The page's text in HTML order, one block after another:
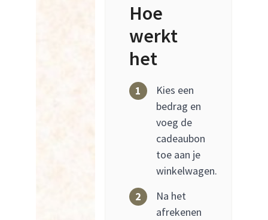
Hoe
werkt
het
1
Kies een
bedrag en
voeg de
cadeaubon
toe aan je
winkelwagen.
2
Na het
afrekenen